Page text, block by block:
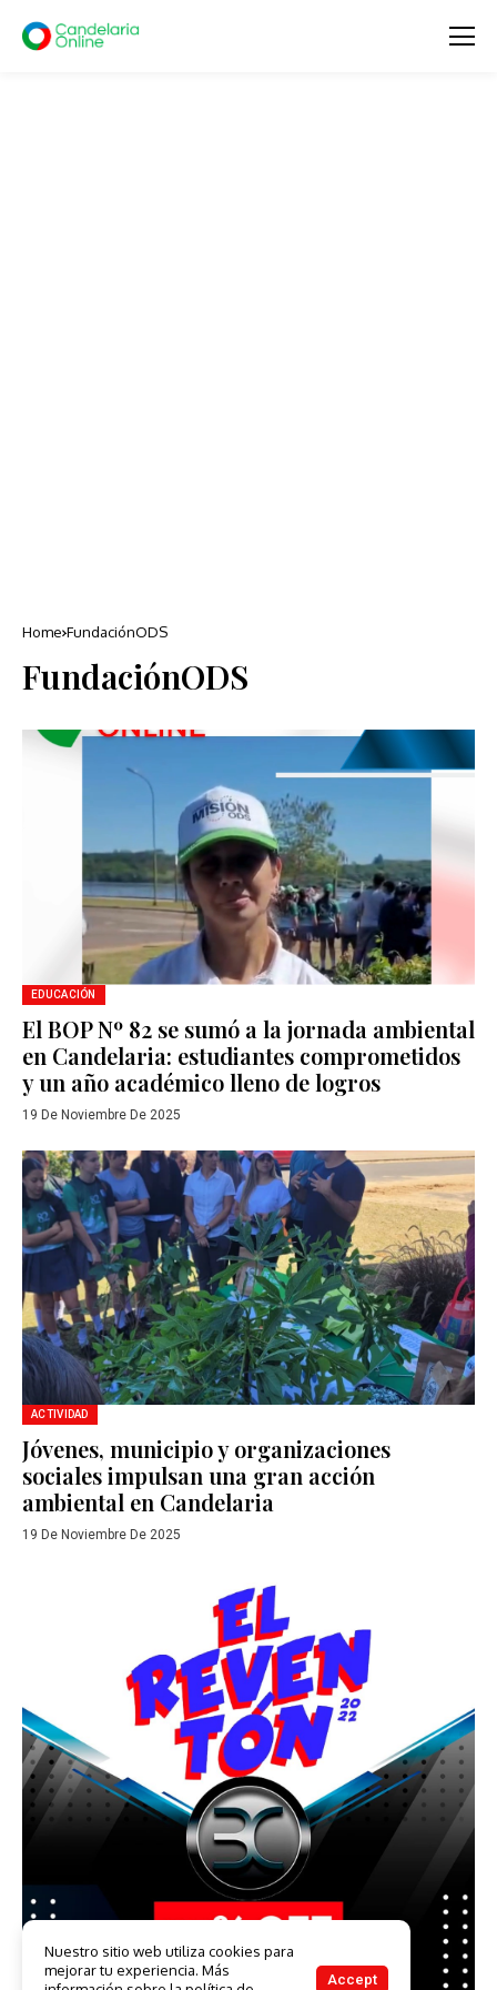
Home FundaciónODS
FundaciónODS
EDUCACIÓN
El BOP Nº 82 se sumó a la jornada ambiental
en Candelaria: estudiantes comprometidos
y un año académico lleno de logros
19 De Noviembre De 2025
ACTIVIDAD
Jóvenes, municipio y organizaciones
sociales impulsan una gran acción
ambiental en Candelaria
19 De Noviembre De 2025
Nuestro sitio web utiliza cookies para
mejorar tu experiencia. Más
Accept